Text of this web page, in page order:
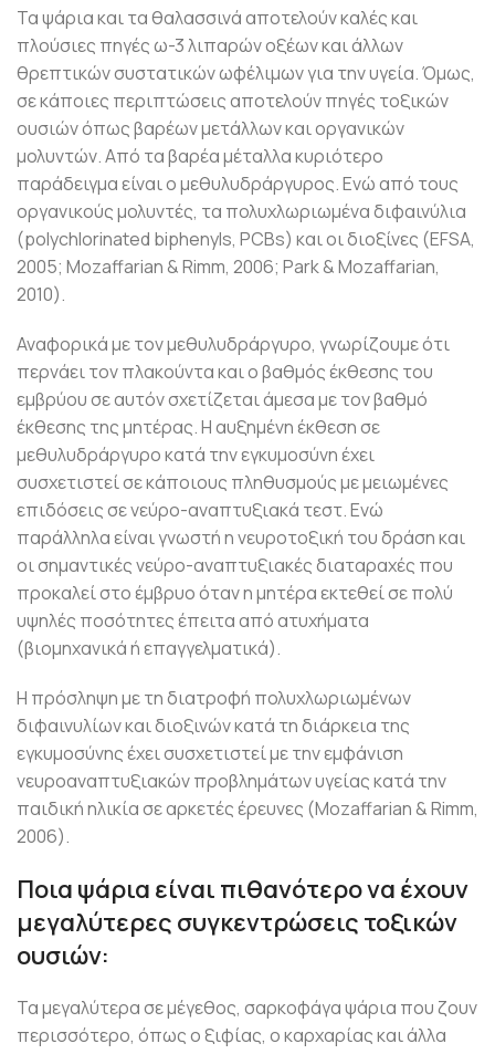
Τα ψάρια και τα θαλασσινά αποτελούν καλές και
πλούσιες πηγές ω-3 λιπαρών οξέων και άλλων
θρεπτικών συστατικών ωφέλιμων για την υγεία. Όμως,
σε κάποιες περιπτώσεις αποτελούν πηγές τοξικών
ουσιών όπως βαρέων μετάλλων και οργανικών
μολυντών. Από τα βαρέα μέταλλα κυριότερο
παράδειγμα είναι ο μεθυλυδράργυρος. Ενώ από τους
οργανικούς μολυντές, τα πολυχλωριωμένα διφαινύλια
(polychlorinated biphenyls, PCBs) και οι διοξίνες (EFSA,
2005; Mozaffarian & Rimm, 2006; Park & Mozaffarian,
2010).
Αναφορικά με τον μεθυλυδράργυρο, γνωρίζουμε ότι
περνάει τον πλακούντα και ο βαθμός έκθεσης του
εμβρύου σε αυτόν σχετίζεται άμεσα με τον βαθμό
έκθεσης της μητέρας. Η αυξημένη έκθεση σε
μεθυλυδράργυρο κατά την εγκυμοσύνη έχει
συσχετιστεί σε κάποιους πληθυσμούς με μειωμένες
επιδόσεις σε νεύρο-αναπτυξιακά τεστ. Ενώ
παράλληλα είναι γνωστή η νευροτοξική του δράση και
οι σημαντικές νεύρο-αναπτυξιακές διαταραχές που
προκαλεί στο έμβρυο όταν η μητέρα εκτεθεί σε πολύ
υψηλές ποσότητες έπειτα από ατυχήματα
(βιομηχανικά ή επαγγελματικά).
Η πρόσληψη με τη διατροφή πολυχλωριωμένων
διφαινυλίων και διοξινών κατά τη διάρκεια της
εγκυμοσύνης έχει συσχετιστεί με την εμφάνιση
νευροαναπτυξιακών προβλημάτων υγείας κατά την
παιδική ηλικία σε αρκετές έρευνες (Mozaffarian & Rimm,
2006).
Ποια ψάρια είναι πιθανότερο να έχουν
μεγαλύτερες συγκεντρώσεις τοξικών
ουσιών:
Τα μεγαλύτερα σε μέγεθος, σαρκοφάγα ψάρια που ζουν
περισσότερο, όπως ο ξιφίας, ο καρχαρίας και άλλα